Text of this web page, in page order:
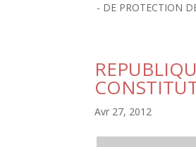
- DE PROTECTION
Avr 27, 2012